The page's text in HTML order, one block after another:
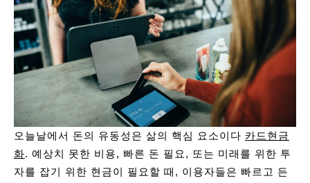
오늘날에서 돈의 유동성은 삶의 핵심 요소이다 카드현금
화. 예상치 못한 비용, 빠른 돈 필요, 또는 미래를 위한 투
자를 잡기 위한 현금이 필요할 때, 이용자들은 빠르고 든